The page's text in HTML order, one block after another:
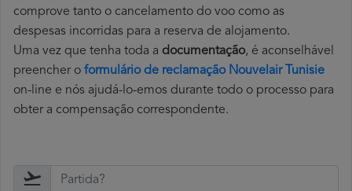
comprove tanto o cancelamento do voo como as
despesas incorridas para a reserva de alojamento.
Uma vez que tenha toda a documentação, é aconselhável
preencher o formulário de reclamação Nouvelair Tunisie
on-line e nós ajudá-lo-emos durante todo o processo para
obter a compensação correspondente.